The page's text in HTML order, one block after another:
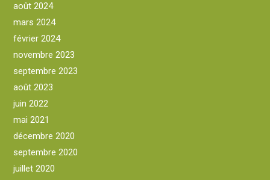
août 2024
mars 2024
février 2024
novembre 2023
septembre 2023
août 2023
juin 2022
mai 2021
décembre 2020
septembre 2020
juillet 2020